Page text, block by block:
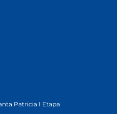
Patricia I Etapa